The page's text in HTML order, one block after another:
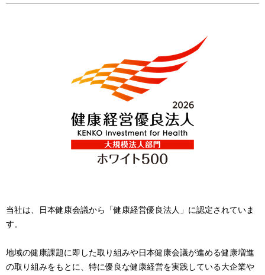
当社は、日本健康会議から「健康経営優良法人」に認定されていま
す。
地域の健康課題に即した取り組みや日本健康会議が進める健康増進
の取り組みをもとに、特に優良な健康経営を実践している大企業や